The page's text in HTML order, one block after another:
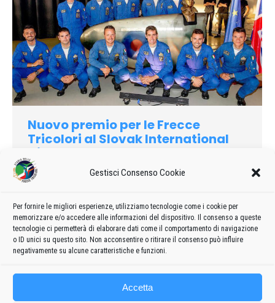
Gestisci Consenso Cookie
Per fornire le migliori esperienze, utilizziamo tecnologie come i cookie per
memorizzare e/o accedere alle informazioni del dispositivo. Il consenso a queste
tecnologie ci permetterà di elaborare dati come il comportamento di navigazione
o ID unici su questo sito. Non acconsentire o ritirare il consenso può influire
negativamente su alcune caratteristiche e funzioni.
Accetta
Nuovo premio per le Frecce
Tricolori al Slovak International
Air Fest 2019
2019 admin8235 28 Agosto 2019 Lascia un commento
acrobatica straniera al RIAT, allo Slovak International Air Fest
dello scorso 3 e 4 agosto, la nostra Pattuglia Acrobatica
Nazionale è andato il premio come miglior esibizione…